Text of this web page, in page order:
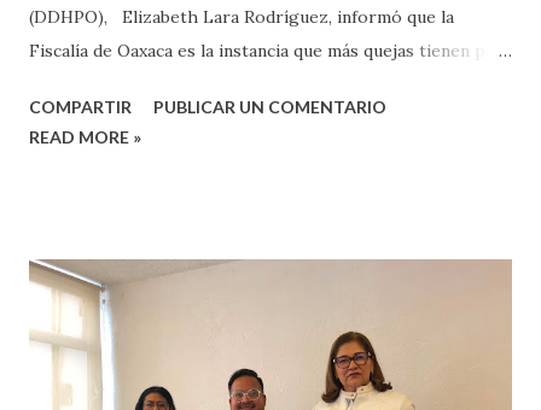
(DDHPO), Elizabeth Lara Rodríguez, informó que la
Fiscalía de Oaxaca es la instancia que más quejas tienen por
hacen las investigaciones en estos casos. Argumentó que a
que “si hablamos autoridades de carácter estatal son las
Fiscalías las que encabezan las quejas a derechos humanos y
si lo vemos desde un punto de vista municipal son las
policías municipales los que están violentando los
COMPARTIR
PUBLICAR UN COMENTARIO
READ MORE »